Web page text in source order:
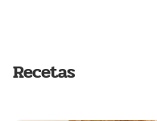
Recetas